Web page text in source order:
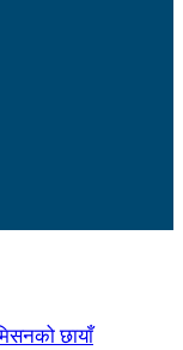
छायाँ